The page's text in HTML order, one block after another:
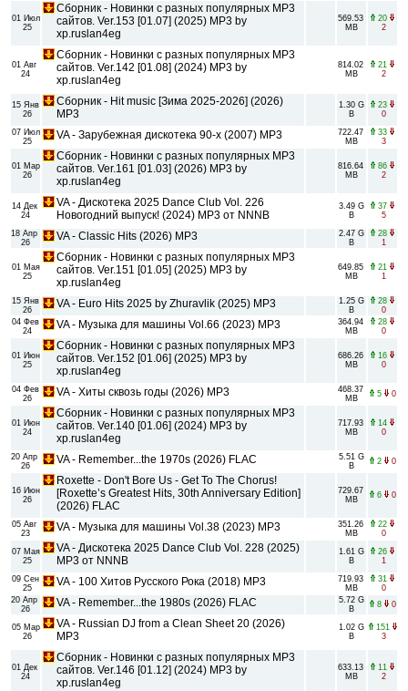
01 Июл
25
Сборник - Новинки с разных популярных MP3
сайтов. Ver.153 [01.07] (2025) MP3 by
xp.ruslan4eg
569.53
MB
20
2
01 Авг
24
Сборник - Новинки с разных популярных MP3
сайтов. Ver.142 [01.08] (2024) MP3 by
xp.ruslan4eg
814.02
MB
21
2
15 Янв
26
Cбopник - Hit music [Зима 2025-2026] (2026)
MP3
1.30 G
B
23
0
07 Июл
25
VA - Зарубежная дискотека 90-х (2007) MP3
722.47
MB
33
3
01 Мар
26
Сборник - Новинки с разных популярных MP3
сайтов. Ver.161 [01.03] (2026) MP3 by
xp.ruslan4eg
816.64
MB
86
2
14 Дек
24
VA - Дискотека 2025 Dance Club Vol. 226
Новогодний выпуск! (2024) MP3 от NNNB
3.49 G
B
37
5
18 Апр
26
VA - Classic Hits (2026) MP3
2.47 G
B
28
1
01 Мая
25
Сборник - Новинки с разных популярных MP3
сайтов. Ver.151 [01.05] (2025) MP3 by
xp.ruslan4eg
649.85
MB
21
1
15 Янв
26
VA - Euro Hits 2025 by Zhuravlik (2025) MP3
1.25 G
B
28
0
04 Фев
24
VA - Музыка для машины Vol.66 (2023) MP3
364.94
MB
28
0
01 Июн
25
Сборник - Новинки с разных популярных MP3
сайтов. Ver.152 [01.06] (2025) MP3 by
xp.ruslan4eg
686.26
MB
16
0
04 Фев
26
VA - Хиты сквозь годы (2026) MP3
468.37
MB
5 0
01 Июн
24
Сборник - Новинки с разных популярных MP3
сайтов. Ver.140 [01.06] (2024) MP3 by
xp.ruslan4eg
717.93
MB
14
0
20 Апр
26
VA - Remember...the 1970s (2026) FLAC
5.51 G
B
2 0
16 Июн
26
Roxette - Don't Bore Us - Get To The Chorus!
[Roxette’s Greatest Hits, 30th Anniversary Edition]
(2026) FLAC
729.67
MB
6 0
05 Авг
23
VA - Музыка для машины Vol.38 (2023) MP3
351.26
MB
22
0
07 Мая
25
VA - Дискотека 2025 Dance Club Vol. 228 (2025)
MP3 от NNNB
1.61 G
B
26
1
09 Сен
25
VA - 100 Хитов Русского Рока (2018) MP3
719.93
MB
31
0
20 Апр
26
VA - Remember...the 1980s (2026) FLAC
5.72 G
B
8 0
05 Мар
26
VA - Russian DJ from a Clean Sheet 20 (2026)
MP3
1.02 G
B
151
3
01 Дек
24
Сборник - Новинки с разных популярных MP3
сайтов. Ver.146 [01.12] (2024) MP3 by
xp.ruslan4eg
633.13
MB
11
2